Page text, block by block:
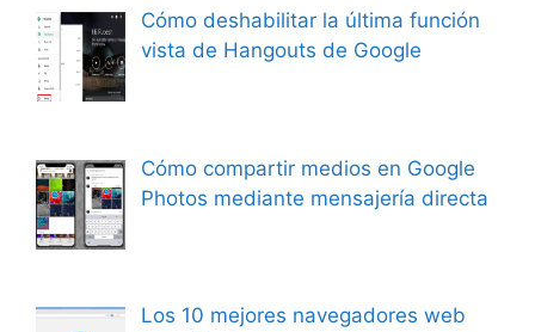
Cómo deshabilitar la última función
vista de Hangouts de Google
Cómo compartir medios en Google
Photos mediante mensajería directa
Los 10 mejores navegadores web